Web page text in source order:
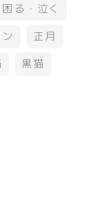
困る・泣く
正月
黒猫